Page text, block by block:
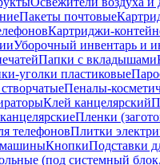
Пакеты почтовые
Картриджи-
Уборочный инвентарь и
Папки с вкладышами
уголки пластиковые
Пеналы-
Клей канцелярский
Пленки
телефоновПлитки
машиныКнопкиПодставки
(под системный